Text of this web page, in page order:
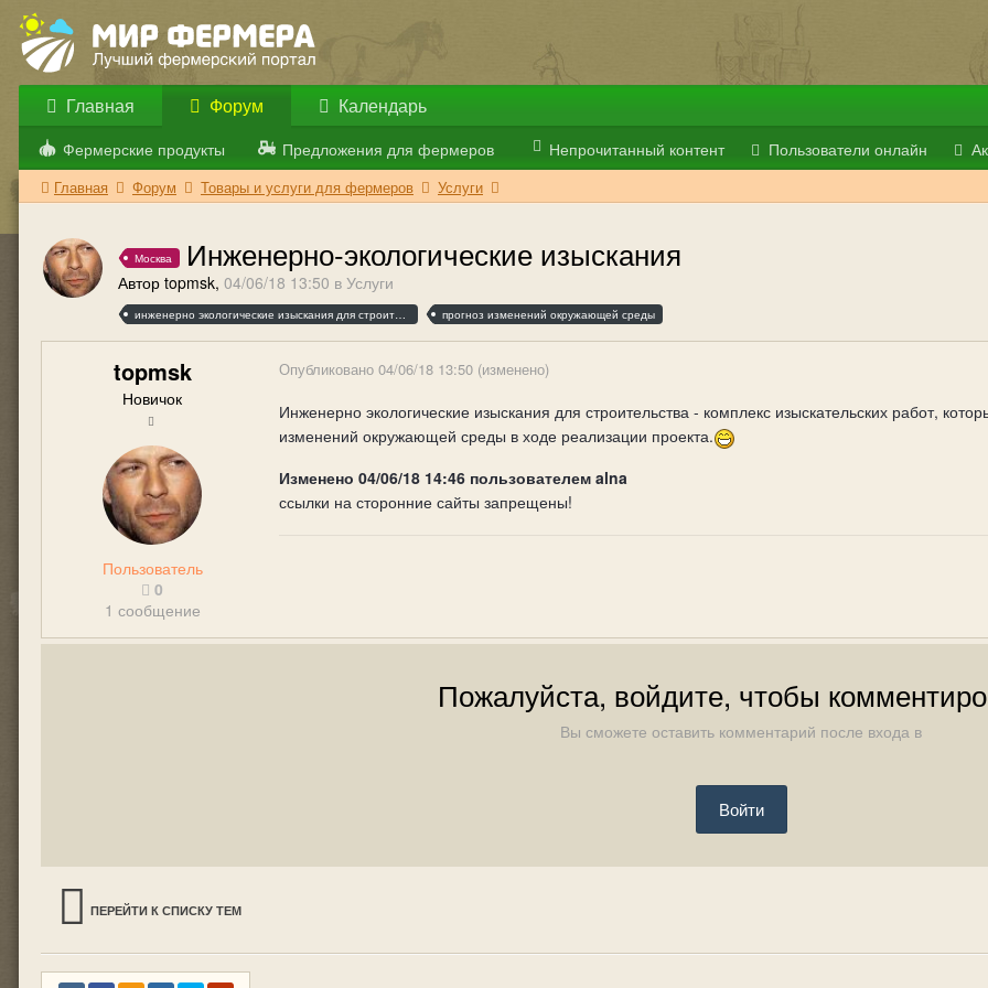
Главная Форум
Фермерские продукты Предложения для фермеров Непрочитанный контент Пользователи онлайн
Календарь
Главная Форум Товары и услуги для фермеров Услуги
Москва Инженерно-экологические изыскания
Автор topmsk, 04/06/18 13:50 в Услуги
инженерно экологические изыскания для строительства прогноз изменений окружающей среды
topmsk
Новичок
Пользователь
0
1 сообщение
Опубликовано 04/06/18 13:50 (изменено)
Инженерно экологические изыскания для строительства - комплекс изыскательских работ,
изменений окружающей среды в ходе реализации проекта.
Изменено 04/06/18 14:46 пользователем alna
ссылки на сторонние сайты запрещены!
Пожалуйста, войдите, чтобы
Вы сможете оставить комментарий после входа в
Войти
ПЕРЕЙТИ К СПИСКУ ТЕМ